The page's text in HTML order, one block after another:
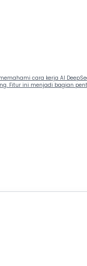
cara kerja AI
Fitur ini menjadi bagian